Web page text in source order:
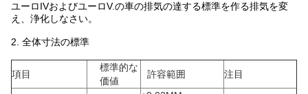
ユーロIVおよびユーロV.の車の排気の達する標準を作る排気を変
え、浄化しなさい。
2. 全体寸法の標準
項目
標準的な
価値
許容範囲 注目